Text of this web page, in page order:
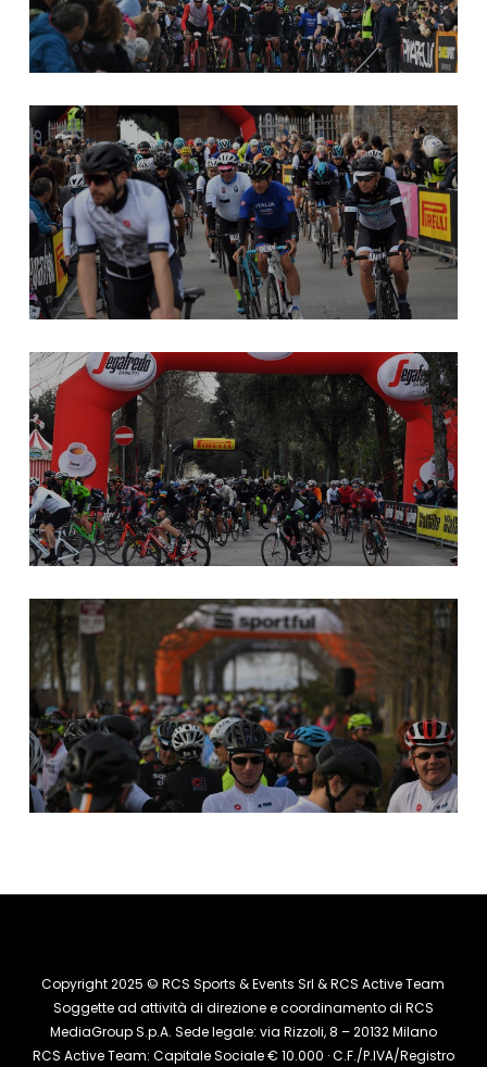
Copyright 2025 © RCS Sports & Events Srl & RCS Active Team
Soggette ad attività di direzione e coordinamento di RCS
MediaGroup S.p.A. Sede legale: via Rizzoli, 8 – 20132 Milano
RCS Active Team: Capitale Sociale € 10.000 · C.F./P.IVA/Registro